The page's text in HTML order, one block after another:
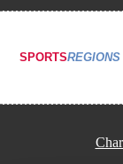
SPORTSREGIONS